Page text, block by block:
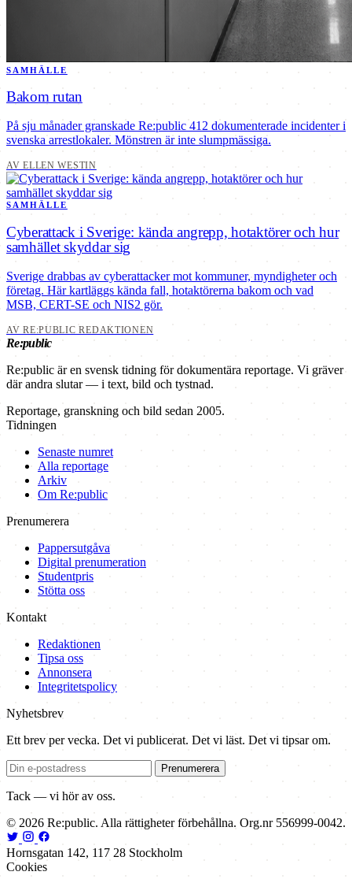
SAMHÄLLE
Bakom rutan
På sju månader granskade Re:public 412 dokumenterade incidenter i
svenska arrestlokaler. Mönstren är inte slumpmässiga.
AV ELLEN WESTIN
SAMHÄLLE
Cyberattack i Sverige: kända angrepp, hotaktörer och hur
samhället skyddar sig
Sverige drabbas av cyberattacker mot kommuner, myndigheter och
företag. Här kartläggs kända fall, hotaktörerna bakom och vad
MSB, CERT-SE och NIS2 gör.
AV RE:PUBLIC REDAKTIONEN
Re:public
Re:public är en svensk tidning för dokumentära reportage. Vi gräver
där andra slutar — i text, bild och tystnad.
Reportage, granskning och bild sedan 2005.
Tidningen
Senaste numret
Alla reportage
Arkiv
Om Re:public
Prenumerera
Pappersutgåva
Digital prenumeration
Studentpris
Stötta oss
Kontakt
Redaktionen
Tipsa oss
Annonsera
Integritetspolicy
Nyhetsbrev
Ett brev per vecka. Det vi publicerat. Det vi läst. Det vi tipsar om.
Prenumerera
Tack — vi hör av oss.
© 2026 Re:public. Alla rättigheter förbehållna. Org.nr 556999-0042.
Hornsgatan 142, 117 28 Stockholm
Cookies